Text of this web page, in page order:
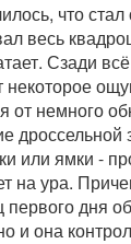
что
весь
Сзади
некоторое
от немного
дроссельной
или ямки -
на ура.
первого дня
и она